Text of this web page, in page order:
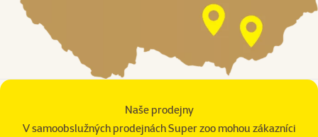
Naše prodejny
V samoobslužných prodejnách Super zoo mohou zákazníci